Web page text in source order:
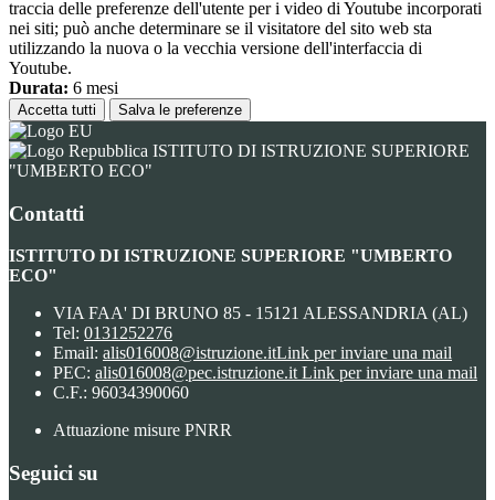
traccia delle preferenze dell'utente per i video di Youtube incorporati
nei siti; può anche determinare se il visitatore del sito web sta
utilizzando la nuova o la vecchia versione dell'interfaccia di
Youtube.
Durata: 6 mesi
Accetta tutti Salva le preferenze
ISTITUTO DI ISTRUZIONE SUPERIORE
"UMBERTO ECO"
Contatti
ISTITUTO DI ISTRUZIONE SUPERIORE "UMBERTO
ECO"
VIA FAA' DI BRUNO 85 - 15121 ALESSANDRIA (AL)
Tel: 0131252276
Email: alis016008@istruzione.itLink per inviare una mail
PEC: alis016008@pec.istruzione.it Link per inviare una mail
C.F.: 96034390060
Attuazione misure PNRR
Seguici su